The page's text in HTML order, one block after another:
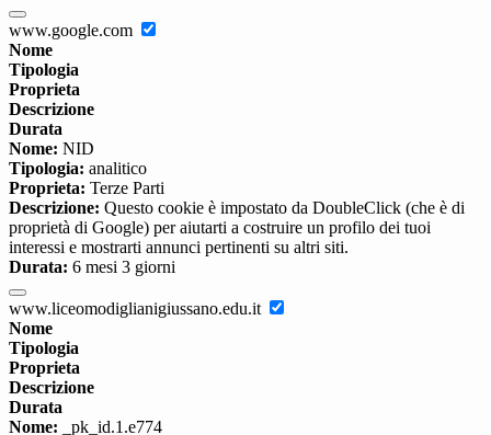
www.google.com
Nome
Tipologia
Proprieta
Descrizione
Durata
Nome: NID
Tipologia: analitico
Proprieta: Terze Parti
Descrizione: Questo cookie è impostato da DoubleClick (che è di
proprietà di Google) per aiutarti a costruire un profilo dei tuoi
interessi e mostrarti annunci pertinenti su altri siti.
Durata: 6 mesi 3 giorni
www.liceomodiglianigiussano.edu.it
Nome
Tipologia
Proprieta
Descrizione
Durata
Nome: _pk_id.1.e774